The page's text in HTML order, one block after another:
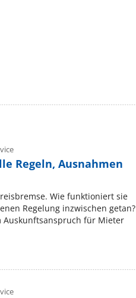
Regeln, Ausnahmen
Wie funktioniert sie
Regelung inzwischen getan?
Auskunftsanspruch für Mieter